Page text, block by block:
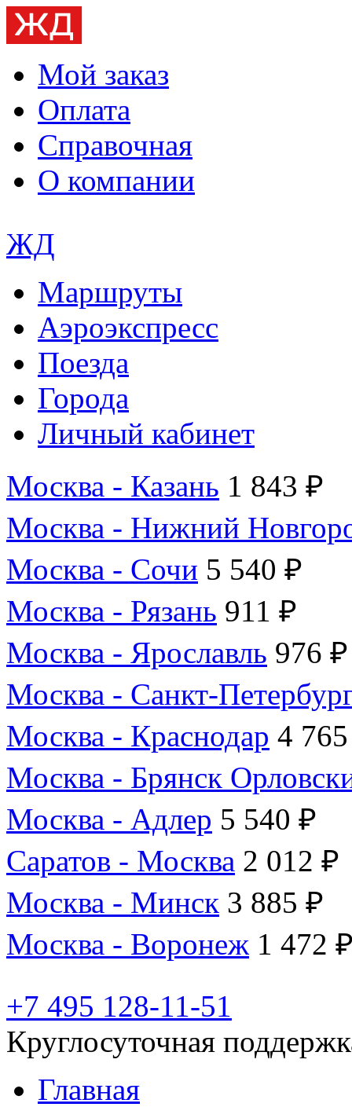
Мой заказ
Оплата
Справочная
О компании
ЖД
Маршруты
Аэроэкспресс
Поезда
Города
Личный кабинет
Москва - Казань 1 843 ₽
Москва - Нижний
Москва - Сочи 5 540 ₽
Москва - Рязань 911 ₽
Москва - Ярославль 976 ₽
Москва - Санкт-
Москва - Краснодар 4
Москва - Брянск
Москва - Адлер 5 540 ₽
Саратов - Москва 2 012 ₽
Москва - Минск 3 885 ₽
Москва - Воронеж 1 472
+7 495 128-11-51
Круглосуточная
Главная